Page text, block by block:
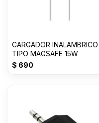
CARGADOR INALAMBRICO
TIPO MAGSAFE 15W
$ 690